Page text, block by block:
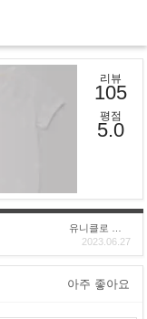
리뷰
105
평점
5.0
2023.06.27
아주 좋아요